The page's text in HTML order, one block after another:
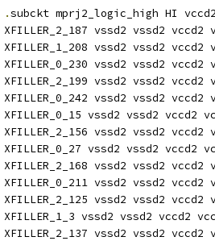
.subckt mprj2_logic_high HI
XFILLER_2_187 vssd2 vssd2 vccd2
XFILLER_1_208 vssd2 vssd2 vccd2
XFILLER_0_230 vssd2 vssd2 vccd2
XFILLER_2_199 vssd2 vssd2 vccd2
XFILLER_0_242 vssd2 vssd2 vccd2
XFILLER_0_15 vssd2 vssd2 vccd2
XFILLER_2_156 vssd2 vssd2 vccd2
XFILLER_0_27 vssd2 vssd2 vccd2
XFILLER_2_168 vssd2 vssd2 vccd2
XFILLER_0_211 vssd2 vssd2 vccd2
XFILLER_2_125 vssd2 vssd2 vccd2
XFILLER_1_3 vssd2 vssd2 vccd2
XFILLER_2_137 vssd2 vssd2 vccd2